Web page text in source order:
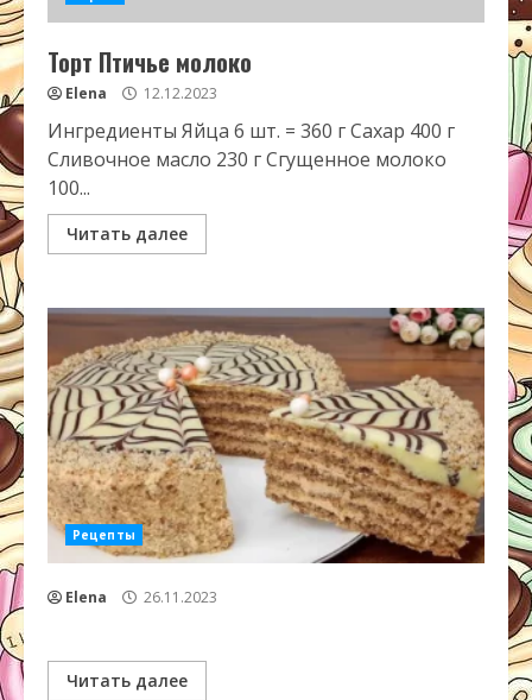
Торт Птичье молоко
Elena 12.12.2023
Ингредиенты Яйца 6 шт. = 360 г Сахар 400 г
Сливочное масло 230 г Сгущенное молоко
100...
Читать далее
Рецепты
Elena 26.11.2023
Читать далее